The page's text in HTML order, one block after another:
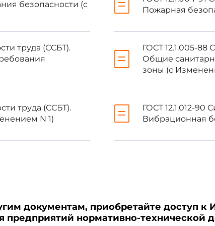
температуры, относительной влажности и скорости
в воздухе рабочей зоны и параметры
иГОСТ 12.1.012-90.
безопасности (с
Пожарная
труда (ССБТ).
ГОСТ 12.1.005-88
Общие
зоны (с
труда (ССБТ).
N 1)
ГОСТ 12.1.012-90
Вибрационная
документам, приобретайте доступ к
предприятий нормативно-технической